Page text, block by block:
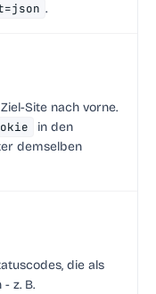
.
Site nach vorne.
in den
demselben
die als
z. B.